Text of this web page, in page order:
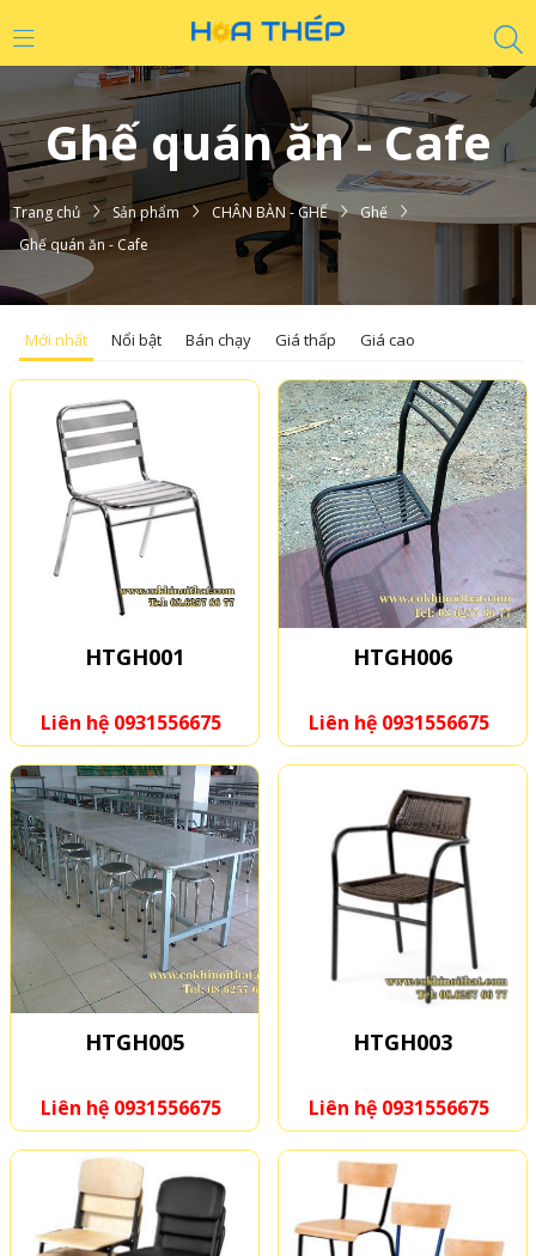
Ghế quán ăn - Cafe
Trang chủ Sản phẩm CHÂN BÀN - GHẾ
Ghế
Ghế quán ăn - Cafe
Mới nhất Nổi bật Bán chạy Giá thấp Giá cao
HTGH001
Liên hệ 0931556675
HTGH006
Liên hệ 0931556675
HTGH005
Liên hệ 0931556675
HTGH003
Liên hệ 0931556675